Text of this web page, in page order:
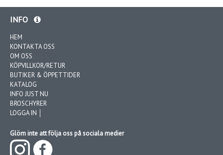
INFO
HEM
KONTAKTA OSS
OM OSS
KÖPVILLKOR/RETUR
BUTIKER & ÖPPETTIDER
KATALOG
INFO JUST NU
BROSCHYRER
LOGGA IN │
Glöm inte att följa oss på sociala medier